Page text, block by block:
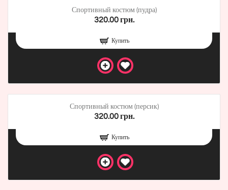
Спортивный костюм (пудра)
320.00 грн.
Купить
Спортивный костюм (персик)
320.00 грн.
Купить